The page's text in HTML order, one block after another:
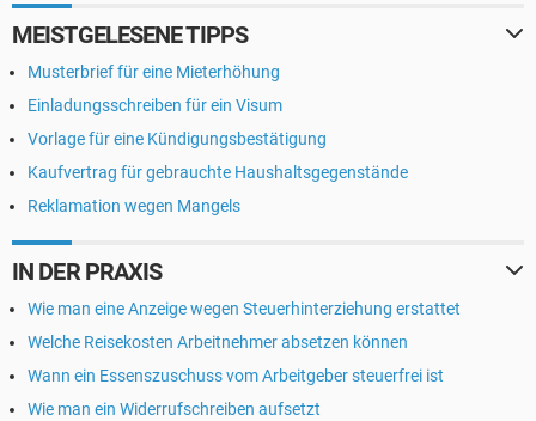
MEISTGELESENE TIPPS
Musterbrief für eine Mieterhöhung
Einladungsschreiben für ein Visum
Vorlage für eine Kündigungsbestätigung
Kaufvertrag für gebrauchte Haushaltsgegenstände
Reklamation wegen Mangels
IN DER PRAXIS
Wie man eine Anzeige wegen Steuerhinterziehung erstattet
Welche Reisekosten Arbeitnehmer absetzen können
Wann ein Essenszuschuss vom Arbeitgeber steuerfrei ist
Wie man ein Widerrufschreiben aufsetzt